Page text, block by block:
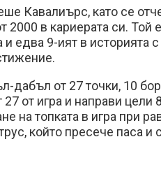
Кавалиърс, като се
2000 в кариерата си. Той е
едва 9-ият в историята
дабъл от 27 точки, 10
от игра и направи цели 8
на топката в игра при
който пресече паса и